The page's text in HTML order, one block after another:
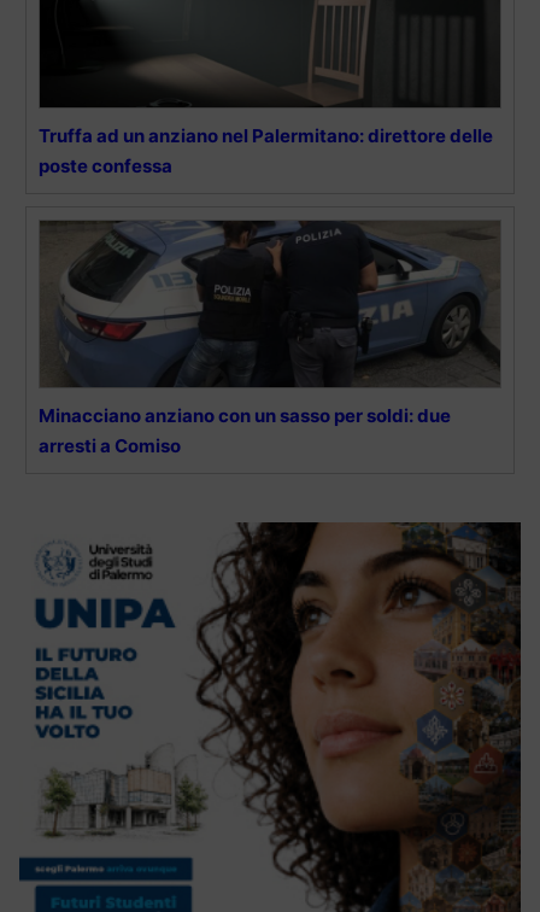
Truffa ad un anziano nel Palermitano: direttore delle
poste confessa
Minacciano anziano con un sasso per soldi: due
arresti a Comiso